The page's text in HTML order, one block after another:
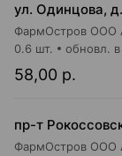
ул. Одинцова,
ФармОстров ООО
58,00 р.
0.6 шт. обновл. в
пр-т